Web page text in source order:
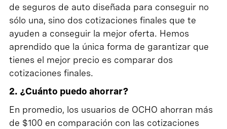
de seguros de auto diseñada para conseguir no
sólo una, sino dos cotizaciones finales que te
ayuden a conseguir la mejor oferta. Hemos
aprendido que la única forma de garantizar que
tienes el mejor precio es comparar dos
cotizaciones finales.
2. ¿Cuánto puedo ahorrar?
En promedio, los usuarios de OCHO ahorran más
de $100 en comparación con las cotizaciones